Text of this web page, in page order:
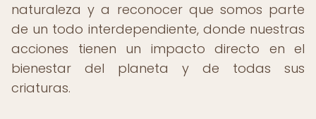
naturaleza y a reconocer que somos parte
de un todo interdependiente, donde nuestras
acciones tienen un impacto directo en el
bienestar del planeta y de todas sus
criaturas.